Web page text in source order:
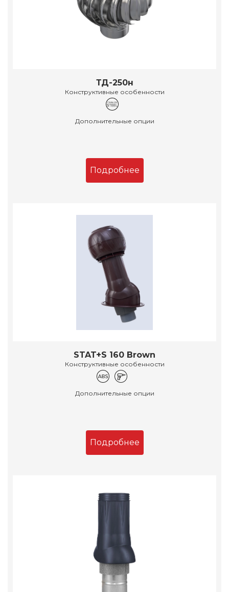
ТД-250н
Конструктивные особенности
Дополнительные опции
Подробнее
STAT+S 160 Brown
Конструктивные особенности
Дополнительные опции
Подробнее